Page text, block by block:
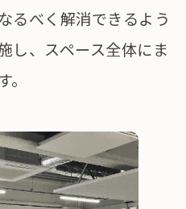
るべく解消できるよう
し、スペース全体にま